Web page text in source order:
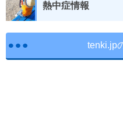
熱中症情報
tenki.jp